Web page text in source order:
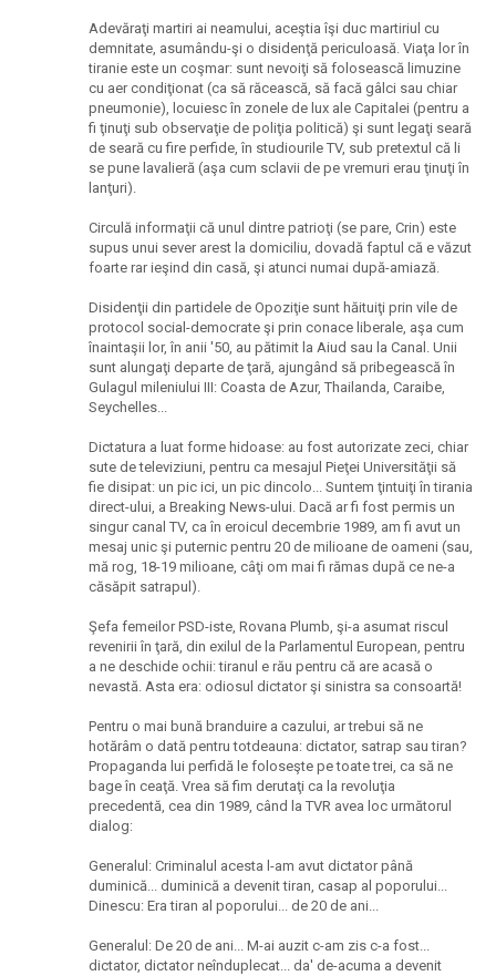
Adevăraţi martiri ai neamului, aceştia îşi duc martiriul cu
demnitate, asumându-şi o disidenţă periculoasă. Viaţa lor în
tiranie este un coşmar: sunt nevoiţi să folosească limuzine
cu aer condiţionat (ca să răcească, să facă gâlci sau chiar
pneumonie), locuiesc în zonele de lux ale Capitalei (pentru a
fi ţinuţi sub observaţie de poliţia politică) şi sunt legaţi seară
de seară cu fire perfide, în studiourile TV, sub pretextul că li
se pune lavalieră (aşa cum sclavii de pe vremuri erau ţinuţi în
lanţuri).
Circulă informaţii că unul dintre patrioţi (se pare, Crin) este
supus unui sever arest la domiciliu, dovadă faptul că e văzut
foarte rar ieşind din casă, şi atunci numai după-amiază.
Disidenţii din partidele de Opoziţie sunt hăituiţi prin vile de
protocol social-democrate şi prin conace liberale, aşa cum
înaintaşii lor, în anii '50, au pătimit la Aiud sau la Canal. Unii
sunt alungaţi departe de ţară, ajungând să pribegească în
Gulagul mileniului III: Coasta de Azur, Thailanda, Caraibe,
Seychelles...
Dictatura a luat forme hidoase: au fost autorizate zeci, chiar
sute de televiziuni, pentru ca mesajul Pieţei Universităţii să
fie disipat: un pic ici, un pic dincolo... Suntem ţintuiţi în tirania
direct-ului, a Breaking News-ului. Dacă ar fi fost permis un
singur canal TV, ca în eroicul decembrie 1989, am fi avut un
mesaj unic şi puternic pentru 20 de milioane de oameni (sau,
mă rog, 18-19 milioane, câţi om mai fi rămas după ce ne-a
căsăpit satrapul).
Şefa femeilor PSD-iste, Rovana Plumb, şi-a asumat riscul
revenirii în ţară, din exilul de la Parlamentul European, pentru
a ne deschide ochii: tiranul e rău pentru că are acasă o
nevastă. Asta era: odiosul dictator şi sinistra sa consoartă!
Pentru o mai bună branduire a cazului, ar trebui să ne
hotărâm o dată pentru totdeauna: dictator, satrap sau tiran?
Propaganda lui perfidă le foloseşte pe toate trei, ca să ne
bage în ceaţă. Vrea să fim derutaţi ca la revoluţia
precedentă, cea din 1989, când la TVR avea loc următorul
dialog:
Generalul: Criminalul acesta l-am avut dictator până
duminică... duminică a devenit tiran, casap al poporului...
Dinescu: Era tiran al poporului... de 20 de ani...
Generalul: De 20 de ani... M-ai auzit c-am zis c-a fost...
dictator, dictator neînduplecat... da' de-acuma a devenit